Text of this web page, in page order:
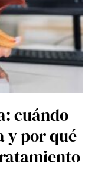
cuándo
y por qué